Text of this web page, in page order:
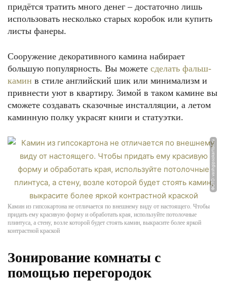
придётся тратить много денег – достаточно лишь
использовать несколько старых коробок или купить
листы фанеры.
Сооружение декоративного камина набирает
большую популярность. Вы можете сделать фальш-
камин в стиле английский шик или минимализм и
привнести уют в квартиру. Зимой в таком камине вы
сможете создавать сказочные инсталляции, а летом
каминную полку украсят книги и статуэтки.
ФОТО: vashgipsokarton.ru
Камин из гипсокартона не отличается по внешнему виду от настоящего. Чтобы
придать ему красивую форму и обработать края, используйте потолочные
плинтуса, а стену, возле которой будет стоять камин, выкрасите более яркой
контрастной краской
Зонирование комнаты с
помощью перегородок